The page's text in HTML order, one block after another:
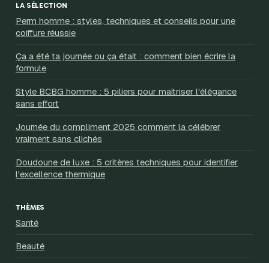
LA SÉLECTION
Perm homme : styles, techniques et conseils pour une
coiffure réussie
Ça a été ta journée ou ça était : comment bien écrire la
formule
Style BCBG homme : 5 piliers pour maîtriser l'élégance
sans effort
Journée du compliment 2025 comment la célébrer
vraiment sans clichés
Doudoune de luxe : 5 critères techniques pour identifier
l'excellence thermique
THÈMES
Santé
Beauté